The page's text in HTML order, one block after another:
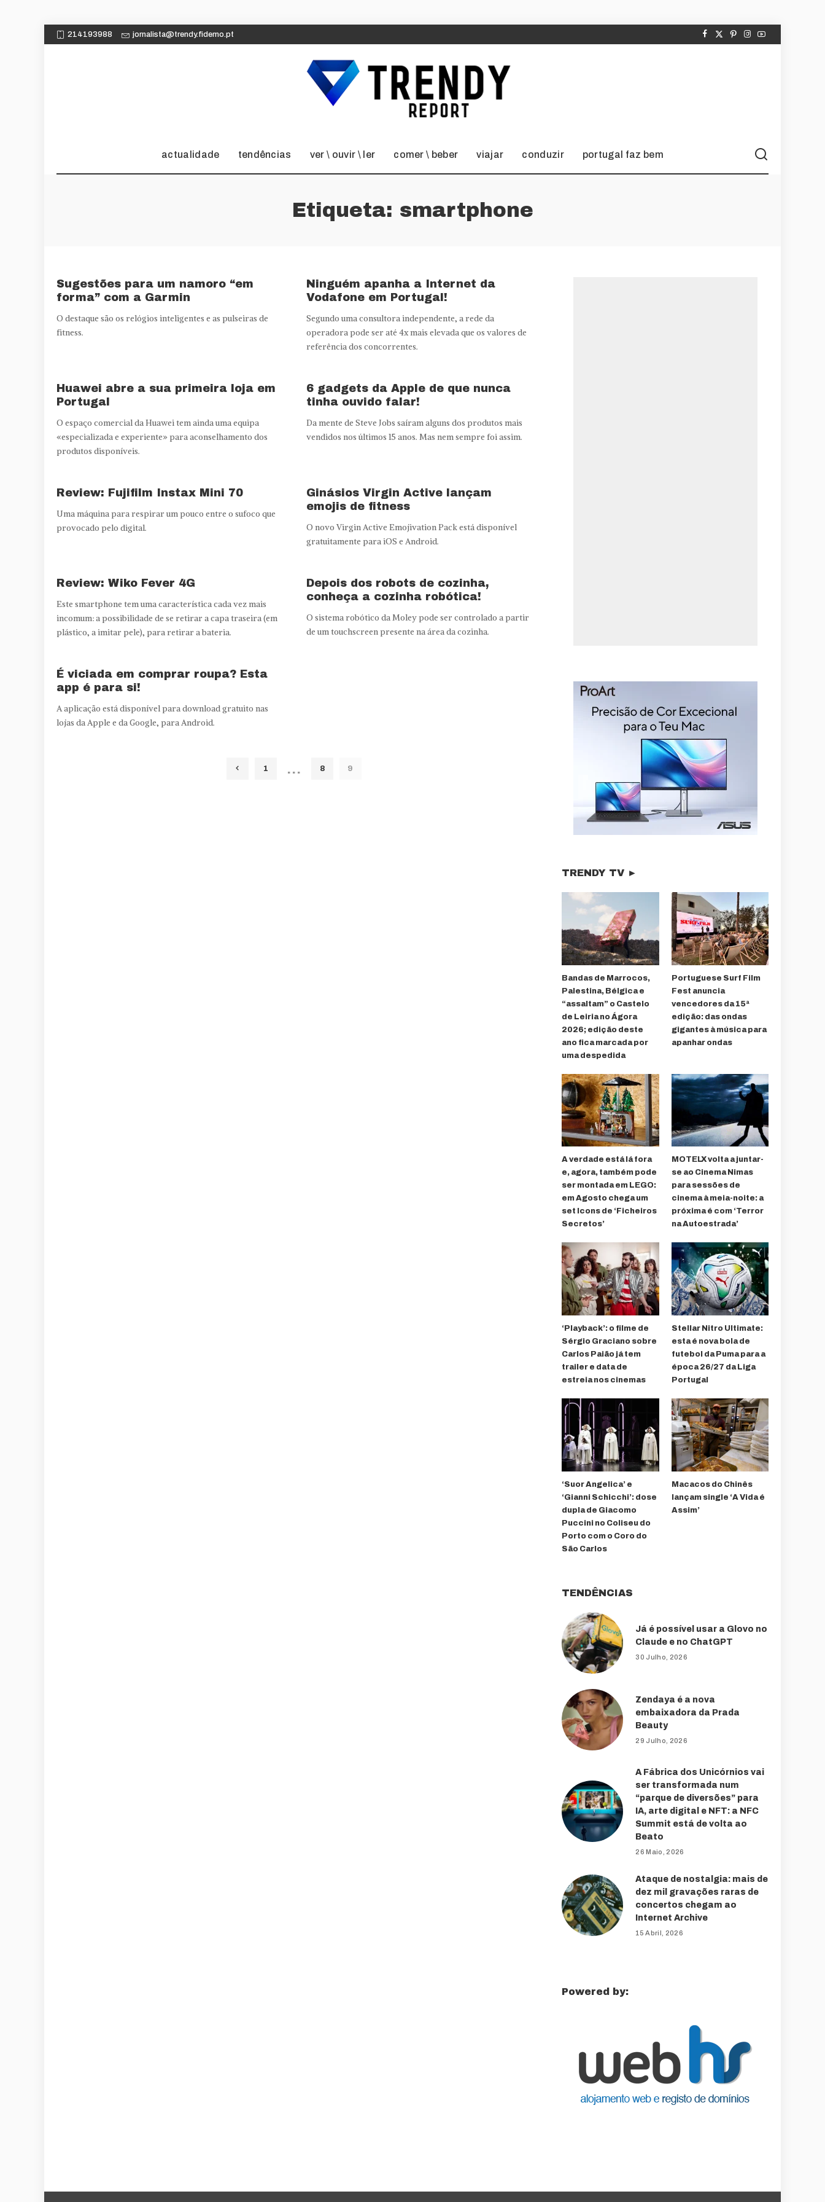
214193988 jornalista@trendy.fidemo.pt
actualidade tendências ver \ ouvir \ ler comer \ beber viajar conduzir portugal faz bem
Etiqueta: smartphone
Sugestões para um namoro “em
forma” com a Garmin
O destaque são os relógios inteligentes e as pulseiras de
fitness.
Ninguém apanha a Internet da
Vodafone em Portugal!
Segundo uma consultora independente, a rede da
operadora pode ser até 4x mais elevada que os valores de
referência dos concorrentes.
Huawei abre a sua primeira loja em
Portugal
O espaço comercial da Huawei tem ainda uma equipa
«especializada e experiente» para aconselhamento dos
produtos disponíveis.
6 gadgets da Apple de que nunca
tinha ouvido falar!
Da mente de Steve Jobs saíram alguns dos produtos mais
vendidos nos últimos 15 anos. Mas nem sempre foi assim.
Review: Fujifilm Instax Mini 70
Uma máquina para respirar um pouco entre o sufoco que
provocado pelo digital.
Ginásios Virgin Active lançam
emojis de fitness
O novo Virgin Active Emojivation Pack está disponível
gratuitamente para iOS e Android.
Review: Wiko Fever 4G
Este smartphone tem uma característica cada vez mais
incomum: a possibilidade de se retirar a capa traseira (em
plástico, a imitar pele), para retirar a bateria.
Depois dos robots de cozinha,
conheça a cozinha robótica!
O sistema robótico da Moley pode ser controlado a partir
de um touchscreen presente na área da cozinha.
É viciada em comprar roupa? Esta
app é para si!
A aplicação está disponível para download gratuito nas
lojas da Apple e da Google, para Android.
1 … 8 9
TRENDY TV ►
Bandas de Marrocos,
Palestina, Bélgica e
“assaltam” o Castelo
de Leiria no Ágora
2026; edição deste
ano fica marcada por
uma despedida
Portuguese Surf Film
Fest anuncia
vencedores da 15ª
edição: das ondas
gigantes à música para
apanhar ondas
A verdade está lá fora
e, agora, também pode
ser montada em LEGO:
em Agosto chega um
set Icons de ‘Ficheiros
Secretos’
MOTELX volta a juntar-
se ao Cinema Nimas
para sessões de
cinema à meia-noite: a
próxima é com ‘Terror
na Autoestrada’
‘Playback’: o filme de
Sérgio Graciano sobre
Carlos Paião já tem
trailer e data de
estreia nos cinemas
Stellar Nitro Ultimate:
esta é nova bola de
futebol da Puma para a
época 26/27 da Liga
Portugal
‘Suor Angelica’ e
‘Gianni Schicchi’: dose
dupla de Giacomo
Puccini no Coliseu do
Porto com o Coro do
São Carlos
Macacos do Chinês
lançam single ‘A Vida é
Assim’
TENDÊNCIAS
Já é possível usar a Glovo no
Claude e no ChatGPT
30 Julho, 2026
Zendaya é a nova
embaixadora da Prada
Beauty
29 Julho, 2026
A Fábrica dos Unicórnios vai
ser transformada num
“parque de diversões” para
IA, arte digital e NFT: a NFC
Summit está de volta ao
Beato
26 Maio, 2026
Ataque de nostalgia: mais de
dez mil gravações raras de
concertos chegam ao
Internet Archive
15 Abril, 2026
Powered by: